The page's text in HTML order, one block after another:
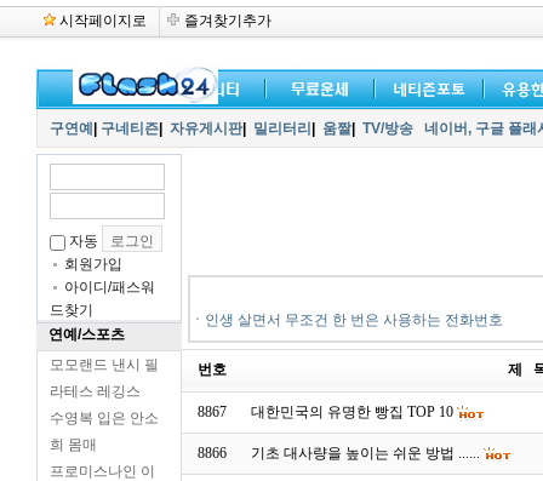
시작페이지로 즐겨찾기추가
구연예 구네티즌 자유게시판| 밀리터리 움짤| TV/방송 네이버, 구글 플
자동
회원가입
아이디/패스워
드찾기
연예/스포츠
모모랜드 낸시 필
라테스 레깅스
수영복 입은 안소
희 몸매
프로미스나인 이
ㆍ 인생 살면서 무조건 한 번은 사용하는 전화번호
번호 제
8867 대한민국의 유명한 빵집 TOP 10
8866 기초 대사량을 높이는 쉬운 방법 ......